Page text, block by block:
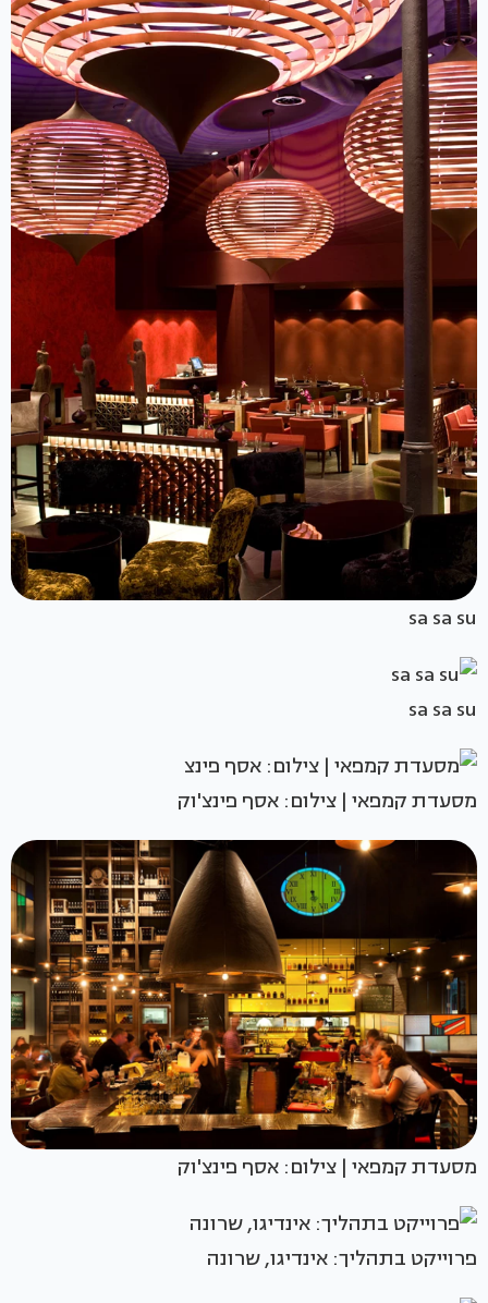
sa sa su
sa sa su
מסעדת קמפאי | צילום: אסף פינצ'וק
מסעדת קמפאי | צילום: אסף פינצ'וק
פרוייקט בתהליך: אינדיגו, שרונה